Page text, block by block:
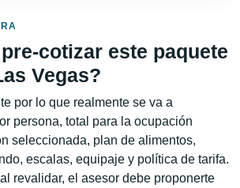
cotizar este paquete
Vegas?
por lo que realmente se va a
persona, total para la ocupación
seleccionada, plan de alimentos,
escalas, equipaje y política de tarifa.
revalidar, el asesor debe proponerte